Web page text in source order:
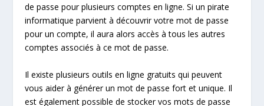
de passe pour plusieurs comptes en ligne. Si un pirate
informatique parvient à découvrir votre mot de passe
pour un compte, il aura alors accès à tous les autres
comptes associés à ce mot de passe.
Il existe plusieurs outils en ligne gratuits qui peuvent
vous aider à générer un mot de passe fort et unique. Il
est également possible de stocker vos mots de passe